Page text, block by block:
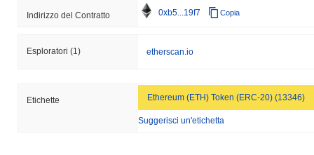
Indirizzo del Contratto 0xb5...19f7 Copia
Esploratori (1) etherscan.io
Etichette Ethereum (ETH) Token (ERC-20) (13346)
Suggerisci un'etichetta